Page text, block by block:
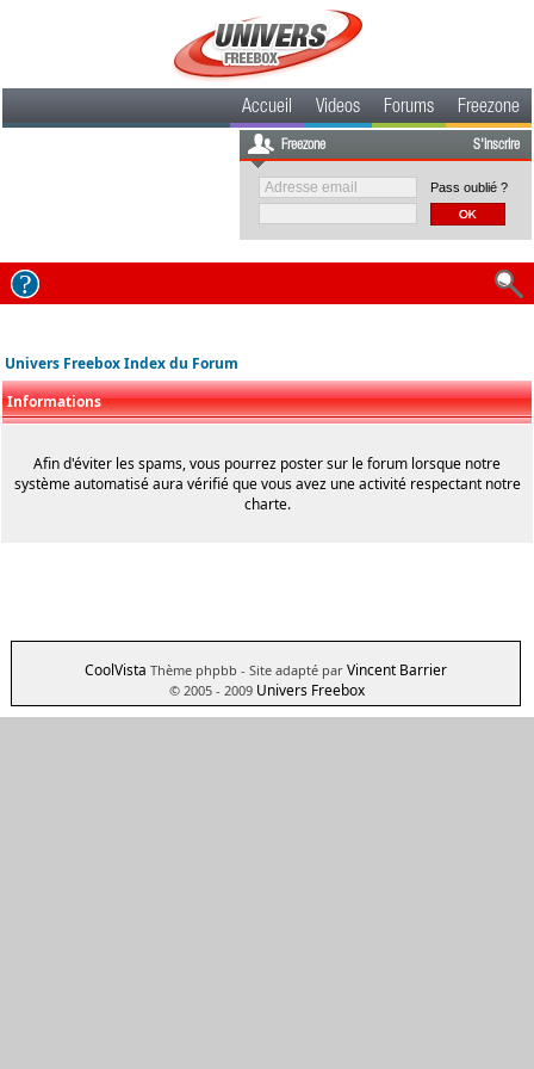
Accueil Videos Forums Freezone
Freezone S'inscrire
Pass oublié ?
Univers Freebox Index du Forum
Informations
Afin d'éviter les spams, vous pourrez poster sur le forum lorsque notre
système automatisé aura vérifié que vous avez une activité respectant notre
charte.
CoolVista Thème phpbb - Site adapté par Vincent Barrier
© 2005 - 2009 Univers Freebox